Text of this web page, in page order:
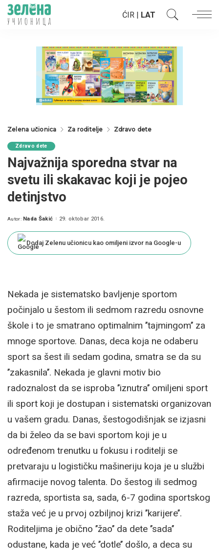
ĆIR | LAT
Zelena učionica Za roditelje Zdravo dete
Zdravo dete
Najvažnija sporedna stvar na
svetu ili skakavac koji je pojeo
detinjstvo
Posted
Autor: Nada Šakić 29. oktobar 2016.
Dodaj Zelenu učionicu kao omiljeni izvor na Google-u
Nekada je sistematsko bavljenje sportom
počinjalo u šestom ili sedmom razredu osnovne
škole i to je smatrano optimalnim ’’tajmingom’’ za
mnoge sportove. Danas, deca koja ne odaberu
sport sa šest ili sedam godina, smatra se da su
’’zakasnila’’. Nekada je glavni motiv bio
radoznalost da se isproba ’’iznutra’’ omiljeni sport
ili sport koji je dostupan i sistematski organizovan
u vašem gradu. Danas, šestogodišnjak se izjasni
da bi želeo da se bavi sportom koji je u
određenom trenutku u fokusu i roditelji se
pretvaraju u logističku mašineriju koja je u službi
afirmacije novog talenta. Do šestog ili sedmog
razreda, sportista sa, sada, 6-7 godina sportskog
staža već je u prvoj ozbiljnoj krizi ’’karijere’’.
Roditeljima je obično ’’žao’’ da dete ’’sada’’
odustane, kada je već ’’dotle’’ došlo, a deca su